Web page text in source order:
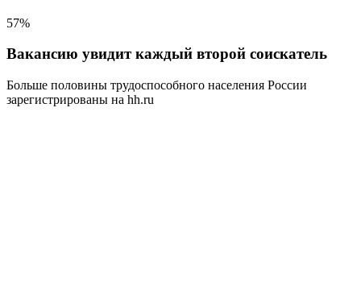
57%
Вакансию увидит каждый второй соискатель
Больше половины трудоспособного населения России
зарегистрированы на hh.ru